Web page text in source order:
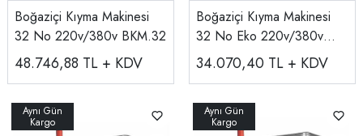
Boğaziçi Kıyma Makinesi
32 No 220v/380v BKM.32
48.746,88 TL + KDV
Boğaziçi Kıyma Makinesi
32 No Eko 220v/380v
BKM32E-ECO
34.070,40 TL + KDV